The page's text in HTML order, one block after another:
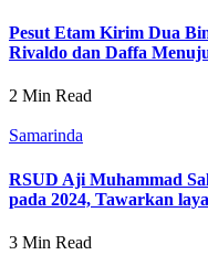
Pesut Etam Kirim Dua
Rivaldo dan Daffa
2 Min Read
Samarinda
RSUD Aji Muhammad
pada 2024, Tawarkan
3 Min Read